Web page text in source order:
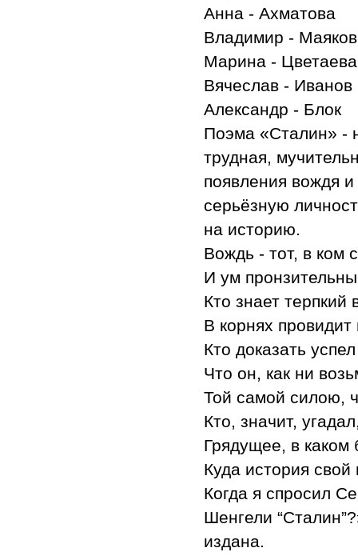
Анна - Ахматова
Владимир -
Марина - Цветаева
Вячеслав - Иванов
Александр - Блок
Поэма «Сталин» -
трудная,
появления вождя
серьёзную
на историю.
Вождь - тот, в ком
И ум
Кто знает терпкий
В корнях
Кто доказать
Что он, как ни
Той самой силою,
Кто, значит,
Грядущее, в каком
Куда история
Когда я спросил
Шенгели
издана.